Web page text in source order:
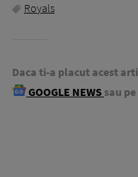
Royals
Daca ti-a placut acest
GOOGLE NEWS sau pe